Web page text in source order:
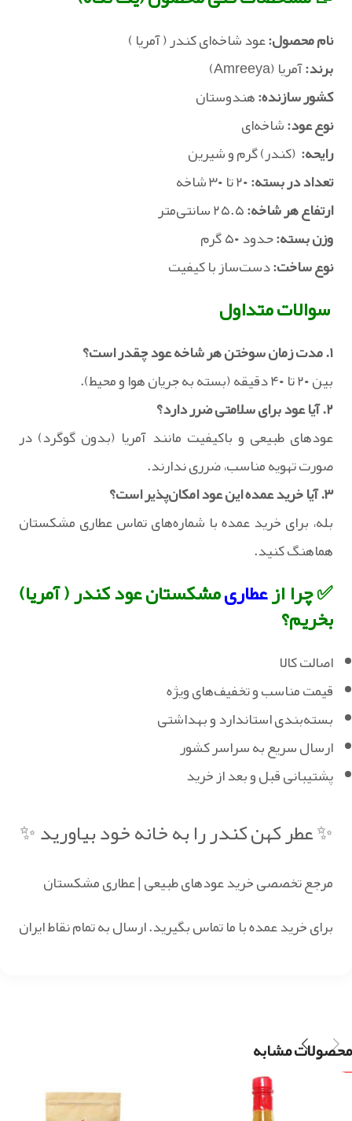
نام محصول:عود شاخه‌ای کندر ( آمریا )
برند:آمریا (Amreeya)
کشور سازنده:هندوستان
نوع عود:شاخه‌ای
رایحه: (کندر) گرم و شیرین
تعداد در بسته:
ارتفاع هر شاخه:
وزن بسته:حدود ۵۰ گرم
نوع ساخت:دست‌ساز با کیفیت
سوالات متداول
۱. مدت زمان سوختن هر شاخه عود چقدر است؟
بین ۲۰ تا ۴۰ دقیقه (بسته به جریان هوا و محیط).
۲. آیا عود برای سلامتی ضرر دارد؟
عودهای طبیعی و باکیفیت مانند آمریا (بدون گوگرد) در
صورت تهویه مناسب، ضرری ندارند.
۳. آیا خرید عمده این عود امکان‌پذیر است؟
بله، برای خرید عمده با شماره‌های تماس عطاری مشکستان
هماهنگ کنید.
✅ چرا ازعطاریمشکستان عود کندر ( آمریا)
بخریم؟
اصالت کالا
قیمت مناسب و تخفیف‌های ویژه
بسته‌بندی استاندارد و بهداشتی
ارسال سریع به سراسر کشور
پشتیبانی قبل و بعد از خرید
✨ عطر کهن کندر را به خانه خود بیاورید ✨
مرجع تخصصی خرید عودهای طبیعی | عطاری مشکستان
برای خرید عمده با ما تماس بگیرید. ارسال به تمام نقاط ایران
محصولات مشابه